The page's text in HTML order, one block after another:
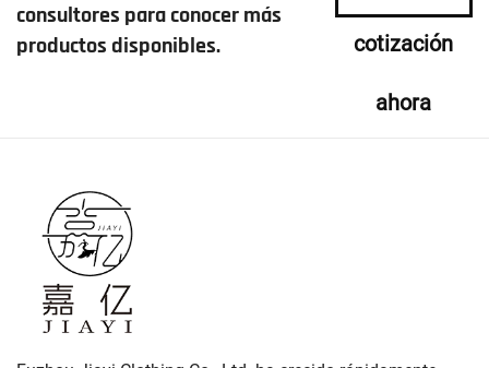
consultores para conocer más
productos disponibles.
cotización
ahora